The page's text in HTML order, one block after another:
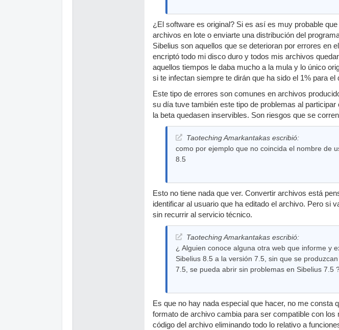
¿El software es original? Si es así es muy probable
archivos en lote o enviarte una distribución del
Sibelius son aquellos que se deterioran por errores en
encriptó todo mi disco duro y todos mis archivos
aquellos tiempos le daba mucho a la mula y lo único
si te infectan siempre te dirán que ha sido el 1% para el
Este tipo de errores son comunes en archivos
su día tuve también este tipo de problemas al
la beta quedasen inservibles. Son riesgos que se
Taoteching Amarkantakas escribió:
como por ejemplo que no coincida el nombre de
8.5
Esto no tiene nada que ver. Convertir archivos está
identificar al usuario que ha editado el archivo. Pero si
sin recurrir al servicio técnico.
Taoteching Amarkantakas escribió:
¿ Alguien conoce alguna otra web que informe y
Sibelius 8.5 a la versión 7.5, sin que se
7.5, se pueda abrir sin problemas en Sibelius 7.5
Es que no hay nada especial que hacer, no me consta
formato de archivo cambia para ser compatible con
código del archivo eliminando todo lo relativo a